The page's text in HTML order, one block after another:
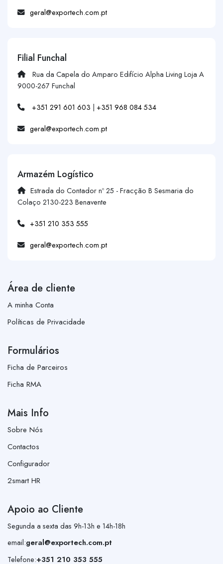
geral@exportech.com.pt
Filial Funchal
Rua da Capela do Amparo Edifício Alpha Living Loja A
9000-267 Funchal
+351 291 601 603 | +351 968 084 534
geral@exportech.com.pt
Armazém Logístico
Estrada do Contador nº 25 - Fracção B Sesmaria do
Colaço 2130-223 Benavente
+351 210 353 555
geral@exportech.com.pt
Área de cliente
A minha Conta
Políticas de Privacidade
Formulários
Ficha de Parceiros
Ficha RMA
Mais Info
Sobre Nós
Contactos
Configurador
2smart HR
Apoio ao Cliente
Segunda a sexta das 9h-13h e 14h-18h
email:geral@exportech.com.pt
Telefone:+351 210 353 555